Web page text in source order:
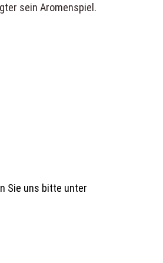
sein Aromenspiel.
Sie uns bitte unter